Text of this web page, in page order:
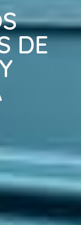
DE